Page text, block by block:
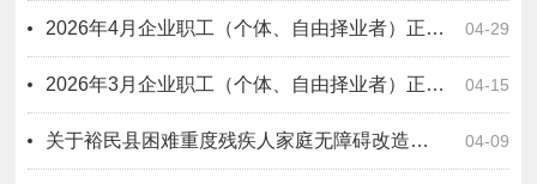
04-29
2026年4月企业职工（个体、自由择业者）正常退休公示
04-15
2026年3月企业职工（个体、自由择业者）正常退休公示
04-09
关于裕民县困难重度残疾人家庭无障碍改造对象名单的公示